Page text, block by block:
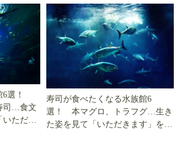
6選！
司…食文
いただき
寿司が食べたくなる水族館6
選！ 本マグロ、トラフグ…生き
た姿を見て「いただきます」を考